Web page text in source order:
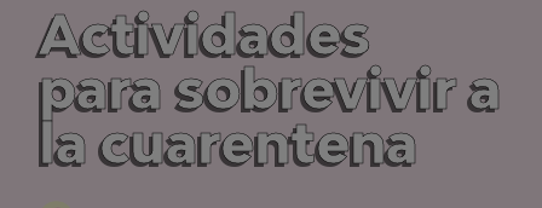
Actividades
para sobrevivir a
la cuarentena